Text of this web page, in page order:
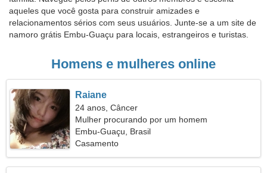
aqueles que você gosta para construir amizades e
relacionamentos sérios com seus usuários. Junte-se a um site de
namoro grátis Embu-Guaçu para locais, estrangeiros e turistas.
Homens e mulheres online
Raiane
24 anos, Câncer
Mulher procurando por um homem
Embu-Guaçu, Brasil
Casamento